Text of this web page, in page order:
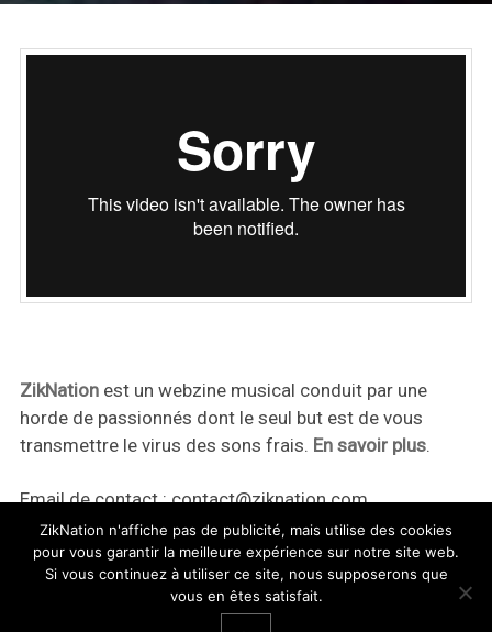
ZikNationest un webzine musical conduit par une
horde de passionnés dont le seul but est de vous
transmettre le virus des sons frais. En savoir plus.
Email de contact :contact@ziknation.com
ZikNation n'affiche pas de publicité, mais utilise des cookies
pour vous garantir la meilleure expérience sur notre site web.
Si vous continuez à utiliser ce site, nous supposerons que
vous en êtes satisfait.